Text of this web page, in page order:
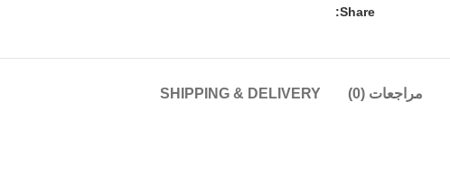
Share:
مراجعات (0) SHIPPING & DELIVERY